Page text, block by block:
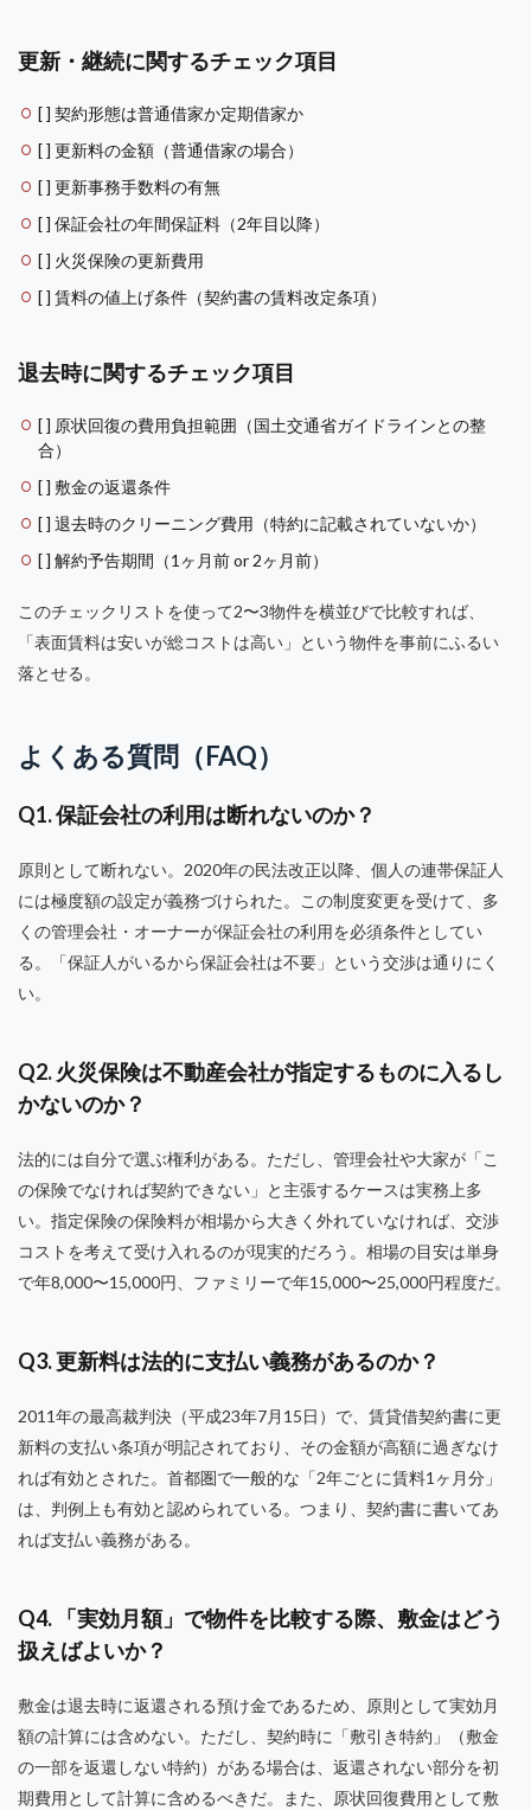
更新・継続に関するチェック項目
[ ] 契約形態は普通借家か定期借家か
[ ] 更新料の金額（普通借家の場合）
[ ] 更新事務手数料の有無
[ ] 保証会社の年間保証料（2年目以降）
[ ] 火災保険の更新費用
[ ] 賃料の値上げ条件（契約書の賃料改定条項）
退去時に関するチェック項目
[ ] 原状回復の費用負担範囲（国土交通省ガイドラインとの整
合）
[ ] 敷金の返還条件
[ ] 退去時のクリーニング費用（特約に記載されていないか）
[ ] 解約予告期間（1ヶ月前 or 2ヶ月前）
このチェックリストを使って2〜3物件を横並びで比較すれば、
「表面賃料は安いが総コストは高い」という物件を事前にふるい
落とせる。
よくある質問（FAQ）
Q1. 保証会社の利用は断れないのか？
原則として断れない。2020年の民法改正以降、個人の連帯保証人
には極度額の設定が義務づけられた。この制度変更を受けて、多
くの管理会社・オーナーが保証会社の利用を必須条件としてい
る。「保証人がいるから保証会社は不要」という交渉は通りにく
い。
Q2. 火災保険は不動産会社が指定するものに入るし
かないのか？
法的には自分で選ぶ権利がある。ただし、管理会社や大家が「こ
の保険でなければ契約できない」と主張するケースは実務上多
い。指定保険の保険料が相場から大きく外れていなければ、交渉
コストを考えて受け入れるのが現実的だろう。相場の目安は単身
で年8,000〜15,000円、ファミリーで年15,000〜25,000円程度だ。
Q3. 更新料は法的に支払い義務があるのか？
2011年の最高裁判決（平成23年7月15日）で、賃貸借契約書に更
新料の支払い条項が明記されており、その金額が高額に過ぎなけ
れば有効とされた。首都圏で一般的な「2年ごとに賃料1ヶ月分」
は、判例上も有効と認められている。つまり、契約書に書いてあ
れば支払い義務がある。
Q4. 「実効月額」で物件を比較する際、敷金はどう
扱えばよいか？
敷金は退去時に返還される預け金であるため、原則として実効月
額の計算には含めない。ただし、契約時に「敷引き特約」（敷金
の一部を返還しない特約）がある場合は、返還されない部分を初
期費用として計算に含めるべきだ。また、原状回復費用として敷